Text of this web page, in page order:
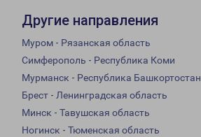
Другие направления
Муром - Рязанская область
Симферополь - Республика Коми
Мурманск - Республика Башкортостан
Брест - Ленинградская область
Минск - Тавушская область
Ногинск - Тюменская область